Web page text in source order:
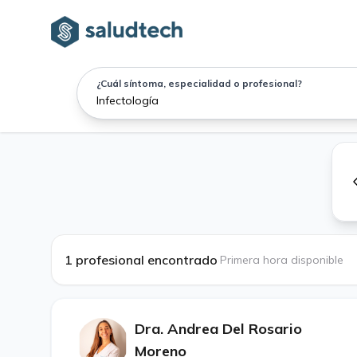
¿Cuál síntoma, especialidad o profesional?
1 profesional encontrado Primera hora disponible
Dra. Andrea Del Rosario
Moreno